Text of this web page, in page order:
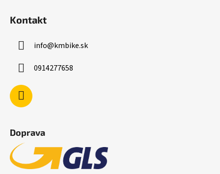
Kontakt
info@kmbike.sk
0914277658
Doprava